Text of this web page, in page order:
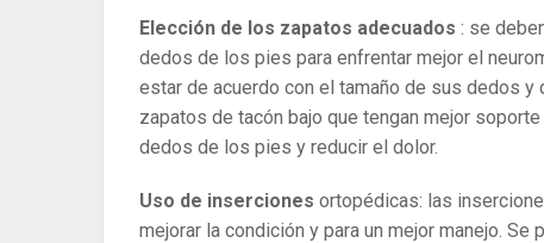
Elección de los zapatos adecuados : se
dedos de los pies para enfrentar mejor el
estar de acuerdo con el tamaño de sus dedos
zapatos de tacón bajo que tengan mejor
dedos de los pies y reducir el dolor.
Uso de inserciones ortopédicas: las
mejorar la condición y para un mejor manejo.